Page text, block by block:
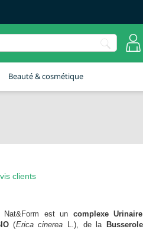
Beauté & cosmétique
clients
Nat&Form est un complexe
(Erica cinerea L.), de la